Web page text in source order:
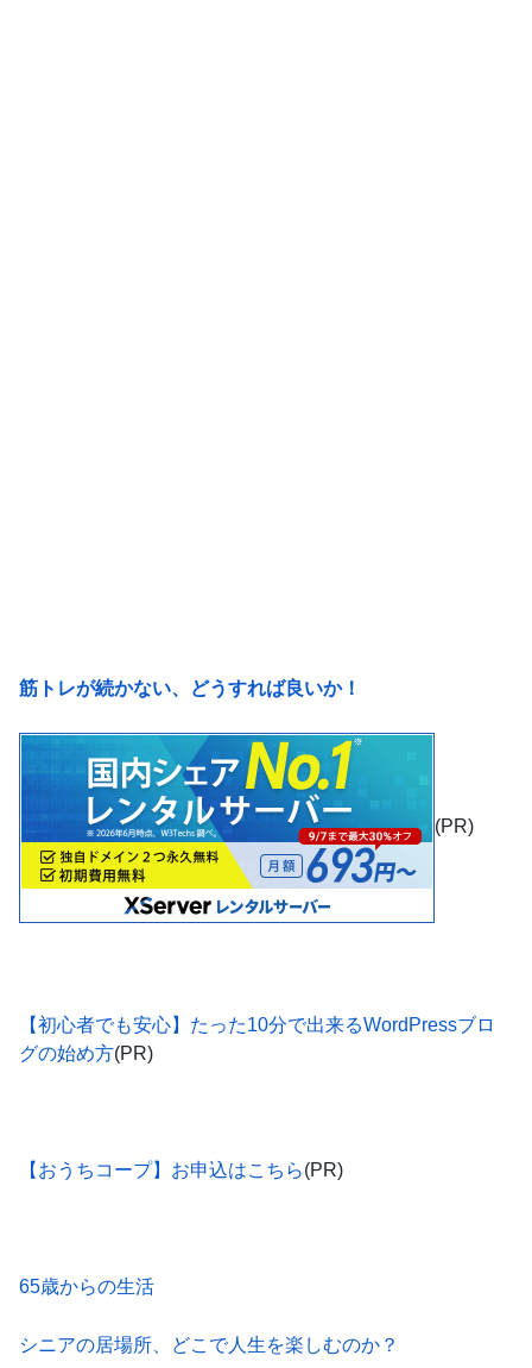
筋トレが続かない、どうすれば良いか！
(PR)
【初心者でも安心】たった10分で出来るWordPressブロ
グの始め方(PR)
【おうちコープ】お申込はこちら(PR)
65歳からの生活
シニアの居場所、どこで人生を楽しむのか？